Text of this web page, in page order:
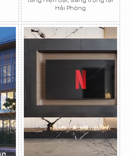
Hải Phòng